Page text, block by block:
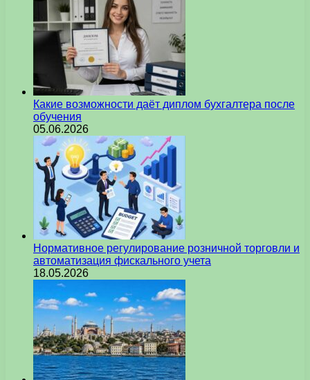
Какие возможности даёт диплом бухгалтера после
обучения
05.06.2026
Нормативное регулирование розничной торговли и
автоматизация фискального учета
18.05.2026